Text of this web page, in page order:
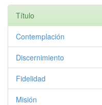
Título
Contemplación
Discernimiento
Fidelidad
Misión